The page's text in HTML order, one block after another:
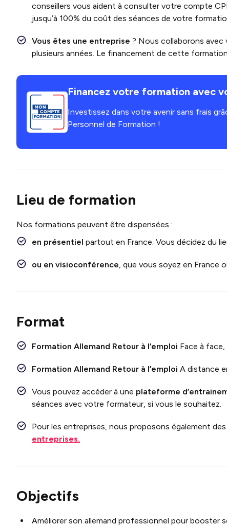
conseillers vous aident à consulter votre compte
jusqu’à 100% du coût des séances de votre
Vous êtes une entreprise ? Nous collaborons
plusieurs années. Le financement de cette
Financez votre formation avec
Investissez dans votre avenir sans frais
Personnel de Formation !
Lieu de formation
Nos formations peuvent être dispensées :
en présentiel partout en France. Vous décidez du
ou en visioconférence, que vous soyez en France
Format
Formation Allemand Retour à l’emploi Face à face,
Formation Allemand Retour à l’emploi A distance
Vous pouvez accéder à une plateforme
séances avec votre formateur, si vous le souhaitez.
Pour les entreprises, nous proposons également des
entreprises.
Objectifs
Améliorer son allemand professionnel pour booster